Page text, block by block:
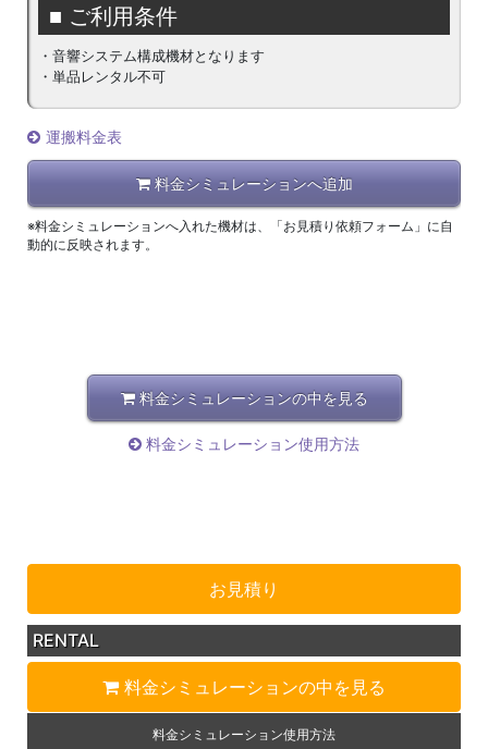
■ ご利用条件
・音響システム構成機材となります
・単品レンタル不可
運搬料金表
料金シミュレーションへ追加
※料金シミュレーションへ入れた機材は、「お見積り依頼フォーム」に自
動的に反映されます。
料金シミュレーションの中を見る
料金シミュレーション使用方法
お見積り
RENTAL
料金シミュレーションの中を見る
料金シミュレーション使用方法